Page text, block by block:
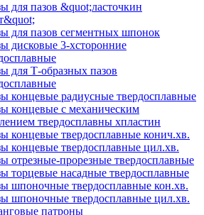
для пазов &quot;ласточкин
для пазов сегментных шпонок
дисковые 3-хсторонние
для Т-образных пазов
концевые радиусные твердосплавные
концевые с механическим
твердосплавны хпластин
концевые твердосплавные конич.хв.
концевые твердосплавные цил.хв.
отрезные-прорезные твердосплавные
торцевые насадные твердосплавные
шпоночные твердосплавные кон.хв.
шпоночные твердосплавные цил.хв.
патроны